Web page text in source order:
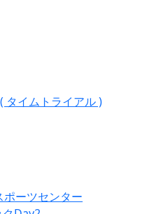
タイムトライアル )
ーツセンター